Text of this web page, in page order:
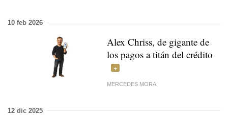
10 feb 2026
Alex Chriss, de gigante de
los pagos a titán del crédito
MERCEDES MORA
12 dic 2025